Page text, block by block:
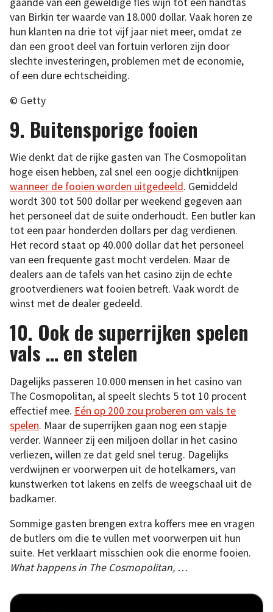
van Birkin ter waarde van 18.000 dollar. Vaak horen ze
hun klanten na drie tot vijf jaar niet meer, omdat ze
dan een groot deel van fortuin verloren zijn door
slechte investeringen, problemen met de economie,
of een dure echtscheiding.
© Getty
9. Buitensporige fooien
Wie denkt dat de rijke gasten van The Cosmopolitan
hoge eisen hebben, zal snel een oogje dichtknijpen
wanneer de fooien worden uitgedeeld. Gemiddeld
wordt 300 tot 500 dollar per weekend gegeven aan
het personeel dat de suite onderhoudt. Een butler kan
tot een paar honderden dollars per dag verdienen.
Het record staat op 40.000 dollar dat het personeel
van een frequente gast mocht verdelen. Maar de
dealers aan de tafels van het casino zijn de echte
grootverdieners wat fooien betreft. Vaak wordt de
winst met de dealer gedeeld.
10. Ook de superrijken spelen
vals … en stelen
Dagelijks passeren 10.000 mensen in het casino van
The Cosmopolitan, al speelt slechts 5 tot 10 procent
effectief mee. Eén op 200 zou proberen om vals te
spelen. Maar de superrijken gaan nog een stapje
verder. Wanneer zij een miljoen dollar in het casino
verliezen, willen ze dat geld snel terug. Dagelijks
verdwijnen er voorwerpen uit de hotelkamers, van
kunstwerken tot lakens en zelfs de weegschaal uit de
badkamer.
Sommige gasten brengen extra koffers mee en vragen
de butlers om die te vullen met voorwerpen uit hun
suite. Het verklaart misschien ook die enorme fooien.
What happens in The Cosmopolitan, …